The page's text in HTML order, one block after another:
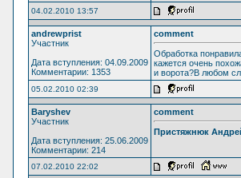
04.02.2010 13:57
andrewprist
Участник
Дата вступления: 04.09.2009
Комментарии: 1353
comment
Обработка
кажется очень
и ворота?В любом
05.02.2010 02:39
Baryshev
Участник
Дата вступления: 25.06.2009
Комментарии: 214
comment
Пристяжнюк
07.02.2010 22:02